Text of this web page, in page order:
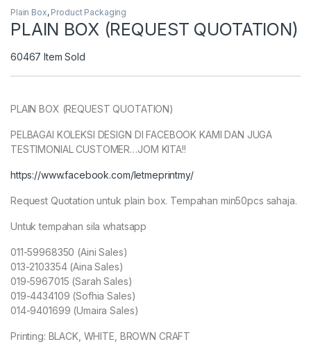
Plain Box, Product Packaging
PLAIN BOX (REQUEST QUOTATION)
60467 Item Sold
PLAIN BOX (REQUEST QUOTATION)
PELBAGAI KOLEKSI DESIGN DI FACEBOOK KAMI DAN JUGA
TESTIMONIAL CUSTOMER…JOM KITA!!
https://www.facebook.com/letmeprintmy/
Request Quotation untuk plain box. Tempahan min50pcs sahaja.
Untuk tempahan sila whatsapp
011-59968350 (Aini Sales)
013-2103354 (Aina Sales)
019-5967015 (Sarah Sales)
019-4434109 (Sofhia Sales)
014-9401699 (Umaira Sales)
Printing: BLACK, WHITE, BROWN CRAFT